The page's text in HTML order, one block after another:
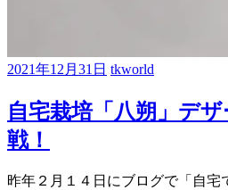
2021年12月31日 tkworld
自宅栽培「八朔」デ
戦！
昨年２月１４日にブログで「自宅